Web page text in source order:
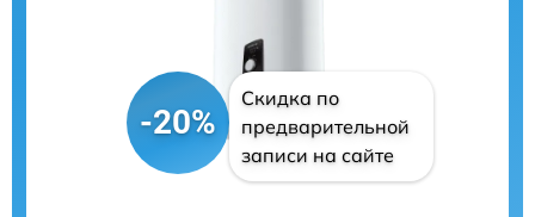
-20%
Скидка по
предварительной
записи на сайте